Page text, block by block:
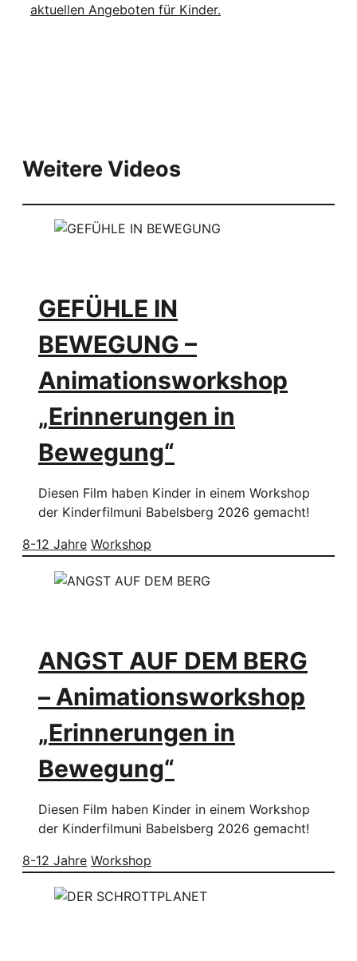
aktuellen Angeboten für Kinder.
Weitere Videos
GEFÜHLE IN
BEWEGUNG –
Animationsworkshop
„Erinnerungen in
Bewegung“
Diesen Film haben Kinder in einem Workshop
der Kinderfilmuni Babelsberg 2026 gemacht!
8-12 Jahre Workshop
ANGST AUF DEM BERG
– Animationsworkshop
„Erinnerungen in
Bewegung“
Diesen Film haben Kinder in einem Workshop
der Kinderfilmuni Babelsberg 2026 gemacht!
8-12 Jahre Workshop